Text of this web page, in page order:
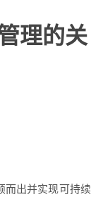
理的关
而出并实现可持续